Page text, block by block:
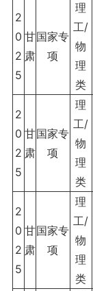
2
0
2
5
甘
肃
国家专
项
理
工/
物
理
类
2
0
2
5
甘
肃
国家专
项
理
工/
物
理
类
2
0
2
5
甘
肃
国家专
项
理
工/
物
理
类